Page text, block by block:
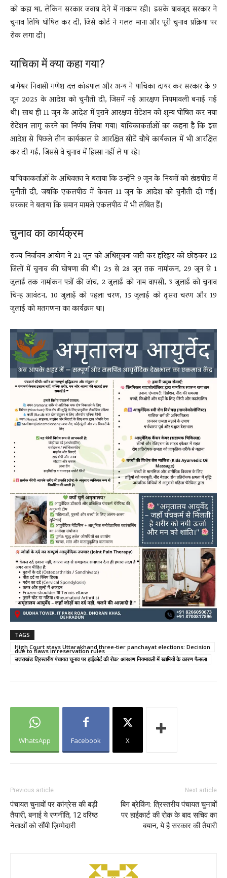
को कहा था, लेकिन सरकार जवाब देने में नाकाम रही। इसके बावजूद सरकार ने
चुनाव तिथि घोषित कर दी, जिसे कोर्ट ने गलत माना और पूरी चुनाव प्रक्रिया पर
रोक लगा दी।
याचिका में क्या कहा गया?
बागेश्वर निवासी गणेश दत्त कांडपाल और अन्य ने याचिका दायर कर सरकार के 9
जून 2025 के आदेश को चुनौती दी, जिसमें नई आरक्षण नियमावली बनाई गई
थी। साथ ही 11 जून के आदेश में पुराने आरक्षण रोटेशन को शून्य घोषित कर नया
रोटेशन लागू करने का निर्णय लिया गया। याचिकाकर्ताओं का कहना है कि इस
आदेश से पिछले तीन कार्यकाल से आरक्षित सीटें चौथे कार्यकाल में भी आरक्षित
कर दी गईं, जिससे वे चुनाव में हिस्सा नहीं ले पा रहे।
याचिकाकर्ताओं के अधिवक्ता ने बताया कि उन्होंने 9 जून के नियमों को खंडपीठ में
चुनौती दी, जबकि एकलपीठ में केवल 11 जून के आदेश को चुनौती दी गई।
सरकार ने बताया कि समान मामले एकलपीठ में भी लंबित हैं।
चुनाव का कार्यक्रम
राज्य निर्वाचन आयोग ने 21 जून को अधिसूचना जारी कर हरिद्वार को छोड़कर 12
जिलों में चुनाव की घोषणा की थी। 25 से 28 जून तक नामांकन, 29 जून से 1
जुलाई तक नामांकन पत्रों की जांच, 2 जुलाई को नाम वापसी, 3 जुलाई को चुनाव
चिन्ह आवंटन, 10 जुलाई को पहला चरण, 15 जुलाई को दूसरा चरण और 19
जुलाई को मतगणना का कार्यक्रम था।
TAGS
High Court stays Uttarakhand three-tier panchayat elections: Decision
due to flaws in reservation rules
उत्तराखंड त्रिस्तरीय पंचायत चुनाव पर हाईकोर्ट की रोक: आरक्षण नियमावली में खामियों के कारण फैसला
WhatsApp Facebook X
Previous article
पंचायत चुनावों पर कांग्रेस की बड़ी
तैयारी, बनाई ये रणनीति, 12 वरिष्ठ
नेताओं को सौंपी ज़िम्मेदारी
Next article
बिग ब्रेकिंग: त्रिस्तरीय पंचायत चुनावों
पर हाईकार्ट की रोक के बाद सचिव का
बयान, ये है सरकार की तैयारी